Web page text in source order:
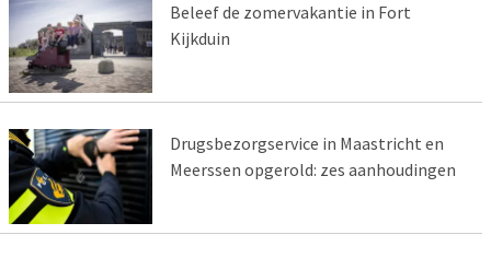
Beleef de zomervakantie in Fort
Kijkduin
Drugsbezorgservice in Maastricht en
Meerssen opgerold: zes aanhoudingen